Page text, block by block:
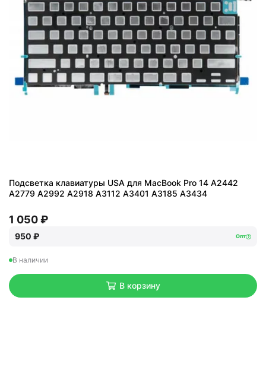
Подсветка клавиатуры USA для MacBook Pro 14 A2442
A2779 A2992 A2918 A3112 A3401 A3185 A3434
1 050 ₽
950 ₽ Опт
В наличии
В корзину